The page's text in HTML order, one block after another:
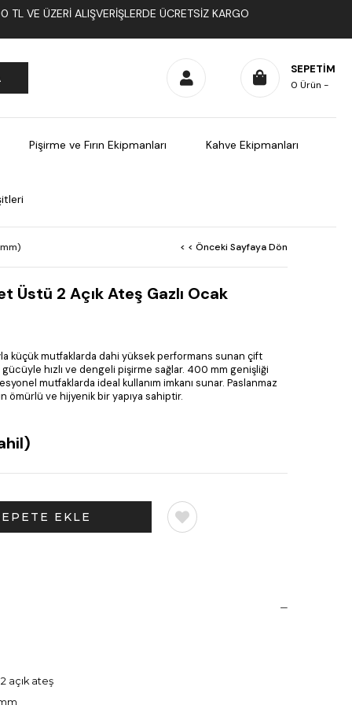
VE ÜZERI ALIŞVERIŞLERDE ÜCRETSIZ KARGO
SEPETIM
0 Ürün
Pişirme ve Fırın Ekipmanları Kahve Ekipmanları
< < Önceki Sayfaya Dön
Üstü 2 Açık Ateş Gazlı Ocak
küçük mutfaklarda dahi yüksek performans sunan çift
hızlı ve dengeli pişirme sağlar. 400 mm genişliği
mutfaklarda ideal kullanım imkanı sunar. Paslanmaz
ve hijyenik bir yapıya sahiptir.
açık ateş